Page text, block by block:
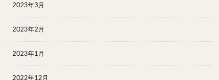
2023年3月
2023年2月
2023年1月
2022年12月